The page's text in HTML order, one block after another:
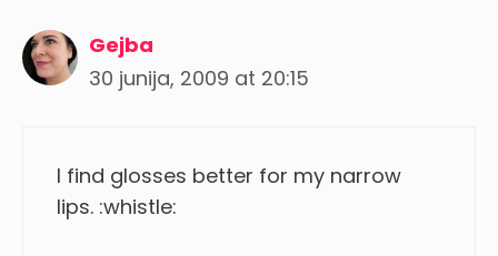
Gejba
30 junija, 2009 at 20:15
I find glosses better for my narrow
lips. :whistle: